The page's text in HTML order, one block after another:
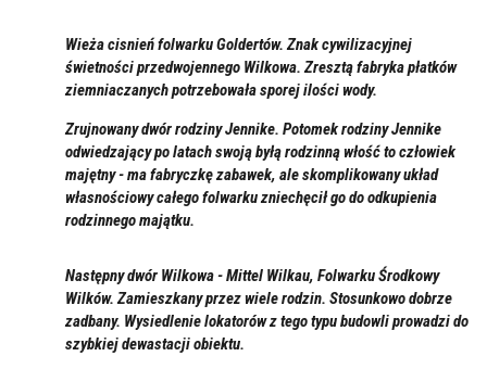
Wieża cisnień folwarku Goldertów. Znak cywilizacyjnej
świetności przedwojennego Wilkowa. Zresztą fabryka płatków
ziemniaczanych potrzebowała sporej ilości wody.
Zrujnowany dwór rodziny Jennike. Potomek rodziny Jennike
odwiedzający po latach swoją byłą rodzinną włość to człowiek
majętny - ma fabryczkę zabawek, ale skomplikowany układ
własnościowy całego folwarku zniechęcił go do odkupienia
rodzinnego majątku.
Następny dwór Wilkowa - Mittel Wilkau, Folwarku Środkowy
Wilków. Zamieszkany przez wiele rodzin. Stosunkowo dobrze
zadbany. Wysiedlenie lokatorów z tego typu budowli prowadzi do
szybkiej dewastacji obiektu.